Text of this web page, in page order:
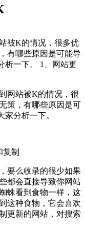
被K的情况，很多优
有哪些原因是可能导
析一下。 1、网站更
站被K的情况，很
策，有哪些原因是可
分析一下。
制
么收录的很少如果
都会直接导致你网站
蛛看到食物一样，这
这种食物，它会喜欢
更新的网站，对搜索